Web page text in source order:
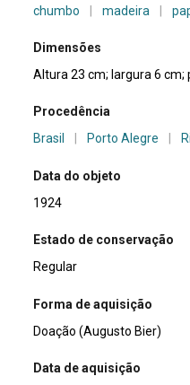
chumbo
madeira
Dimensões
Altura 23 cm; largura 6
Procedência
Brasil
Porto Alegre
Data do objeto
1924
Estado de conservação
Regular
Forma de aquisição
Doação (Augusto Bier)
Data de aquisição